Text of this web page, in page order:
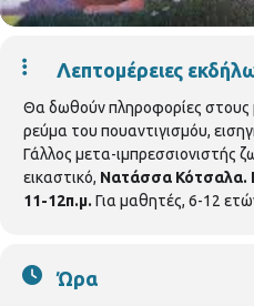
Λεπτομέρειες
Θα δωθούν πληροφορίες στους
ρεύμα του πουαντιγισμόυ,
Γάλλος μετα-ιμπρεσσιονιστής
εικαστικό, Νατάσσα Κότσαλα.
11-12π.μ. Για μαθητές, 6-12
Ώρα